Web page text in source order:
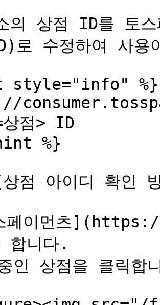
의 상점 ID를 토
로 수정하여 사용
style="info" %}
점> ID
%}
점 아이디 확인
페이먼츠
합니다.
인 상점을 클릭합